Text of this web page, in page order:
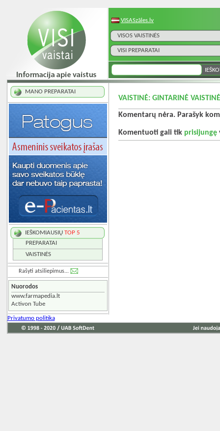
VISASzāles.lv
VISOS VAISTINĖS
VISI PREPARATAI
MANO PREPARATAI
IEŠKOMIAUSIŲ TOP 5
PREPARATAI
VAISTINĖS
Rašyti atsiliepimus...
Nuorodos
www.farmapedia.lt
Activon Tube
VAISTINĖ: GINTARINĖ
Komentarų nėra. Parašyk
Komentuoti gali tik prisijungę
Privatumo politika